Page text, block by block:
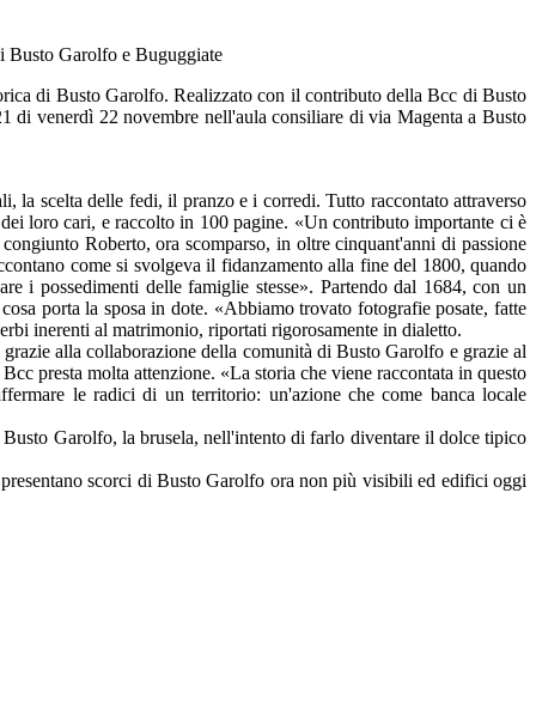
Busto Garolfo e Buguggiate
di Busto Garolfo. Realizzato con il contributo della Bcc di Busto
venerdì 22 novembre nell'aula consiliare di via Magenta a Busto
la scelta delle fedi, il pranzo e i corredi. Tutto raccontato attraverso
loro cari, e raccolto in 100 pagine. «Un contributo importante ci è
Roberto, ora scomparso, in oltre cinquant'anni di passione
come si svolgeva il fidanzamento alla fine del 1800, quando
i possedimenti delle famiglie stesse». Partendo dal 1684, con un
porta la sposa in dote. «Abbiamo trovato fotografie posate, fatte
inerenti al matrimonio, riportati rigorosamente in dialetto.
alla collaborazione della comunità di Busto Garolfo e grazie al
presta molta attenzione. «La storia che viene raccontata in questo
le radici di un territorio: un'azione che come banca locale
Garolfo, la brusela, nell'intento di farlo diventare il dolce tipico
scorci di Busto Garolfo ora non più visibili ed edifici oggi